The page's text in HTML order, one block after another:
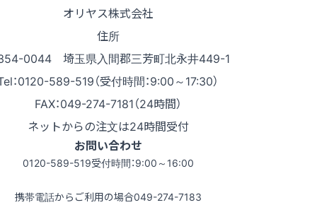
オリヤス株式会社
住所
0044 埼玉県入間郡三芳町北永井449-1
：0120-589-519（受付時間：9:00～17:30）
FAX：049-274-7181（24時間）
ネットからの注文は24時間受付
お問い合わせ
0120-589-519受付時間：9:00～16:00
携帯電話からご利用の場合049-274-7183